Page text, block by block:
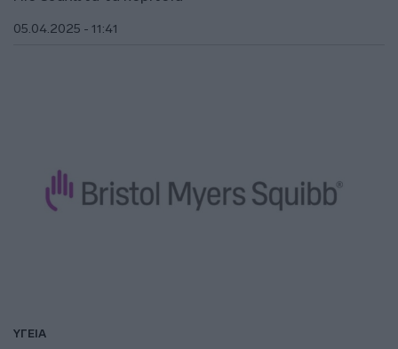
05.04.2025 - 11:41
ΥΓΕΙΑ